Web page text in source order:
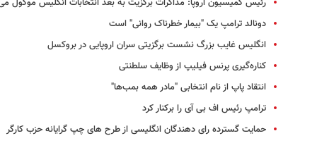
رئیس کمیسیون اروپا: مذاکرات برگزیت به بعد انتخابات انگلیس موکول
دونالد ترامپ یک "بیمار خطرناک روانی" است
انگلیس غایب بزرگ نشست برگزیتی سران اروپایی در بروکسل
کناره‌گیری پرنس فیلیپ از وظایف سلطنتی
انتقاد پاپ از نام‌ انتخابی "مادر همه بمب‌ها"
ترامپ رئیس اف بی آی را برکنار کرد
حمایت گسترده رای دهندگان انگلیسی از طرح های چپ گرایانه حزب کارگر